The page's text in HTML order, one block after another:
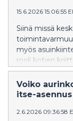
15.6.2026 15:06:55
Siinä missä
myös
rooli kotien
toimintojen
Voiko
itse-
2.6.2026 09:36:58